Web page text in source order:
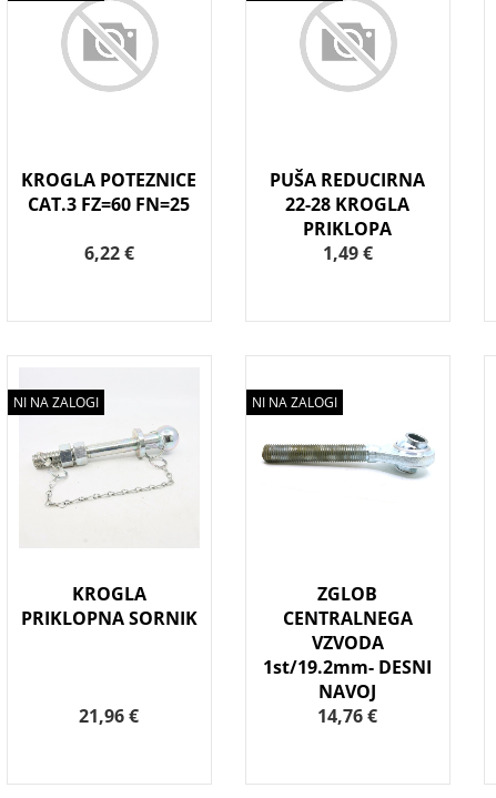
KROGLA POTEZNICE
CAT.3 FZ=60 FN=25
6,22 €
PUŠA REDUCIRNA
22-28 KROGLA
PRIKLOPA
1,49 €
NI NA ZALOGI
KROGLA
PRIKLOPNA SORNIK
21,96 €
NI NA ZALOGI
ZGLOB
CENTRALNEGA
VZVODA
1st/19.2mm- DESNI
NAVOJ
14,76 €